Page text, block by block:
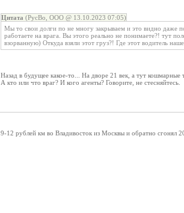
Цитата (РусВо, ООО @ 13.10.2023 07:05)
Мы то свои долги по не многу закрываем и это видно даже
работаете на врага. Вы этого реально не понимаете?! тут
взорванную) Откуда взяли этот груз?! Где этот водитель
Назад в будущее какое-то... На дворе 21 век, а тут кошмарные
А кто или что враг? И кого агенты? Говорите, не стесняйтесь.
9-12 рублей км во Владивосток из Москвы и обратно сгонял